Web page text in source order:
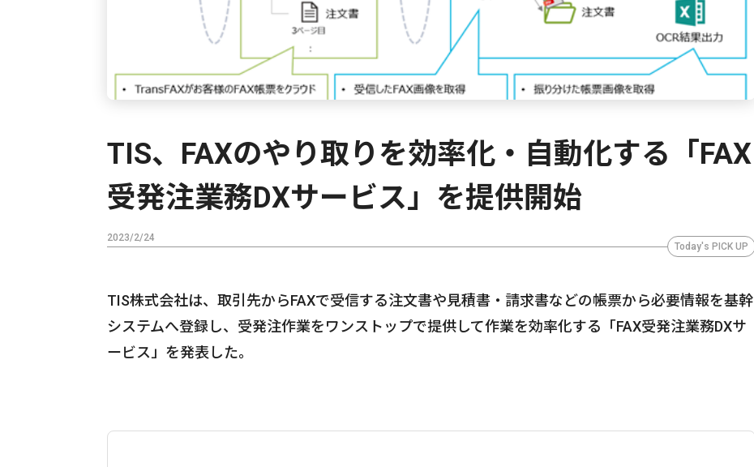
TIS、FAXのやり取りを効率化・自動化する「FAX
受発注業務DXサービス」を提供開始
2023/2/24
Today's PICK UP
TIS株式会社は、取引先からFAXで受信する注文書や見積書・請求書などの帳票から必要情報を基幹
システムへ登録し、受発注作業をワンストップで提供して作業を効率化する「FAX受発注業務DXサ
ービス」を発表した。